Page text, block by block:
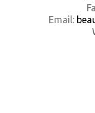
Email: